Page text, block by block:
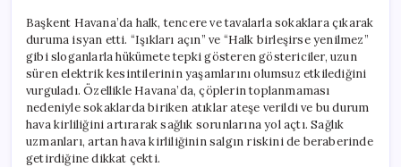
Başkent Havana’da halk, tencere ve tavalarla sokaklara çıkarak
duruma isyan etti. “Işıkları açın” ve “Halk birleşirse yenilmez”
gibi sloganlarla hükümete tepki gösteren göstericiler, uzun
süren elektrik kesintilerinin yaşamlarını olumsuz etkilediğini
vurguladı. Özellikle Havana’da, çöplerin toplanmaması
nedeniyle sokaklarda biriken atıklar ateşe verildi ve bu durum
hava kirliliğini artırarak sağlık sorunlarına yol açtı. Sağlık
uzmanları, artan hava kirliliğinin salgın riskini de beraberinde
getirdiğine dikkat çekti.